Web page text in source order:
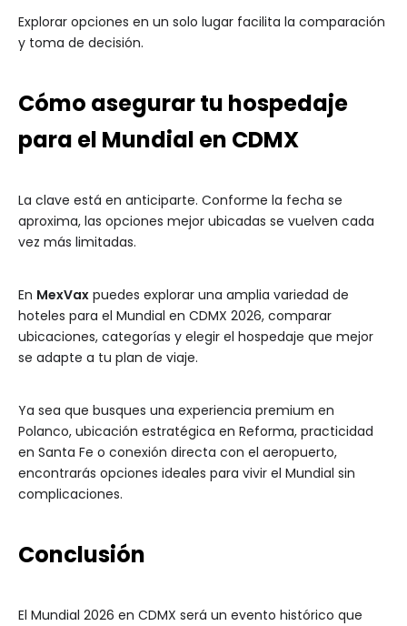
Explorar opciones en un solo lugar facilita la comparación
y toma de decisión.
Cómo asegurar tu hospedaje
para el Mundial en CDMX
La clave está en anticiparte. Conforme la fecha se
aproxima, las opciones mejor ubicadas se vuelven cada
vez más limitadas.
En MexVax puedes explorar una amplia variedad de
hoteles para el Mundial en CDMX 2026, comparar
ubicaciones, categorías y elegir el hospedaje que mejor
se adapte a tu plan de viaje.
Ya sea que busques una experiencia premium en
Polanco, ubicación estratégica en Reforma, practicidad
en Santa Fe o conexión directa con el aeropuerto,
encontrarás opciones ideales para vivir el Mundial sin
complicaciones.
Conclusión
El Mundial 2026 en CDMX será un evento histórico que